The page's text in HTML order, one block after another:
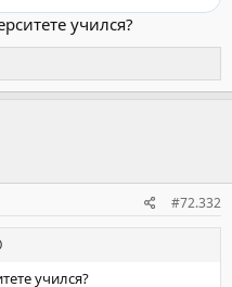
учился?
#72.332
учился?